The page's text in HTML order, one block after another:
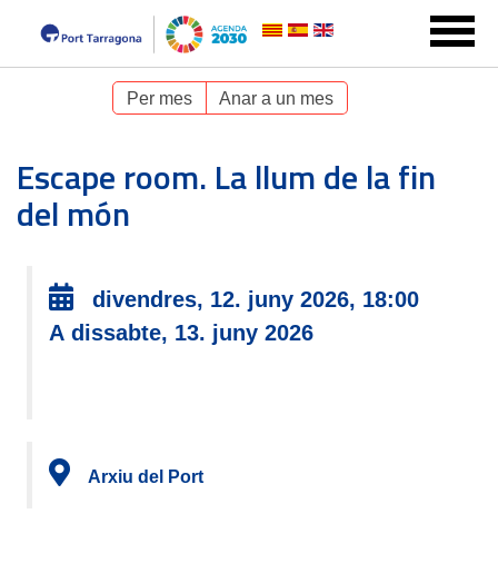
Per mes Anar a un mes
Escape room. La llum de la fin
del món
divendres, 12. juny 2026, 18:00
A dissabte, 13. juny 2026
Arxiu del Port